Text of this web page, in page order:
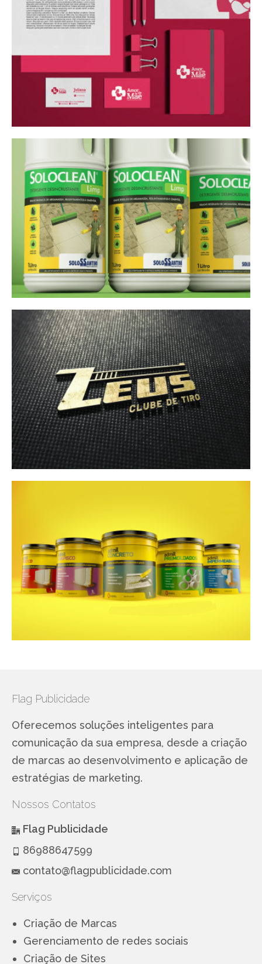
Flag Publicidade
Oferecemos soluções inteligentes para
comunicação da sua empresa, desde a criação
de marcas ao desenvolvimento e aplicação de
estratégias de marketing.
Nossos Contatos
Flag Publicidade
86988647599
contato@flagpublicidade.com
Serviços
Criação de Marcas
Gerenciamento de redes sociais
Criação de Sites